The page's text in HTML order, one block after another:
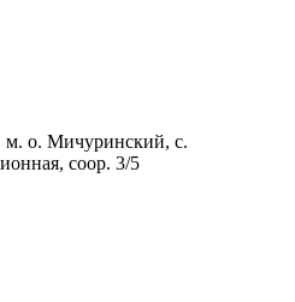
м. о. Мичуринский, с.
соор. 3/5